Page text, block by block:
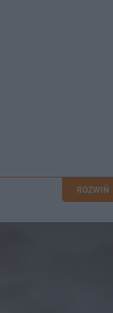
ROZWIŃ